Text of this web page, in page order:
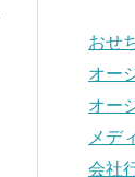
おせ
オー
オー
メデ
会社